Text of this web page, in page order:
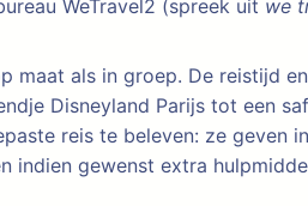
WeTravel2 (spreek uit we
maat als in groep. De reistijd
Disneyland Parijs tot een
reis te beleven: ze geven
indien gewenst extra